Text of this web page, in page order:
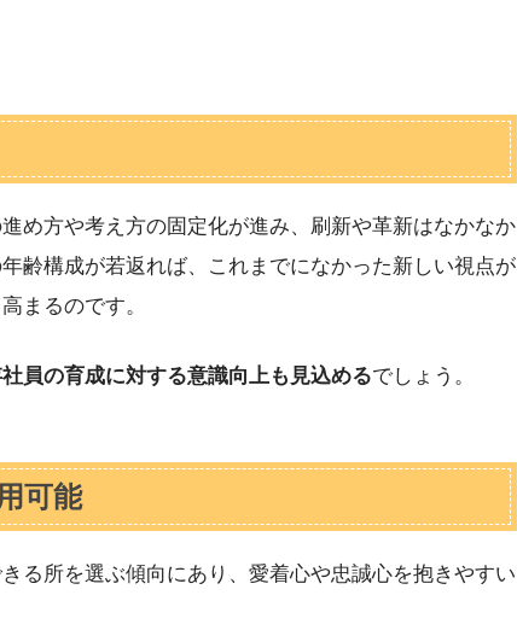
め方や考え方の固定化が進み、刷新や革新はなかなか
齢構成が若返れば、これまでになかった新しい視点が
まるのです。
員の育成に対する意識向上も見込めるでしょう。
可能
る所を選ぶ傾向にあり、愛着心や忠誠心を抱きやすい